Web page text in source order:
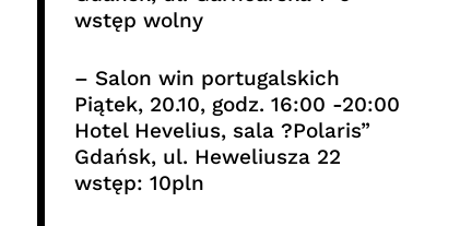
wstęp wolny
– Salon win portugalskich
Piątek, 20.10, godz. 16:00 -20:00
Hotel Hevelius, sala ?Polaris”
Gdańsk, ul. Heweliusza 22
wstęp: 10pln